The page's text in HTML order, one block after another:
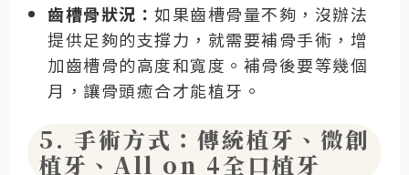
齒槽骨狀況： 如果齒槽骨量不夠，沒辦法
提供足夠的支撐力，就需要補骨手術，增
加齒槽骨的高度和寬度。補骨後要等幾個
月，讓骨頭癒合才能植牙。
5. 手術方式：傳統植牙、微創
植牙、All on 4全口植牙